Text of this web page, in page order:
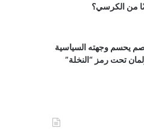
من الكرسي؟
يحسم وجهته السياسية
تحت رمز “النخلة”